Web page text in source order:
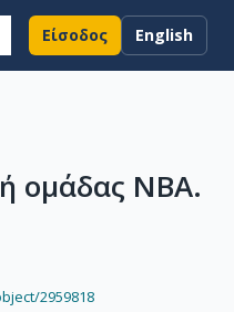
Είσοδος English
ομάδας NBA.
2959818